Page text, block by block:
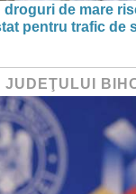
de mare
pentru trafic de
JUDEŢULUI